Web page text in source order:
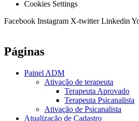
Cookies Settings
Facebook Instagram X-twitter Linkedin
Páginas
Painel ADM
Ativação de terapeuta
Terapeuta Aprovado
Terapeuta Psicanalista
Ativação de Psicanalista
Atualização de Cadastro